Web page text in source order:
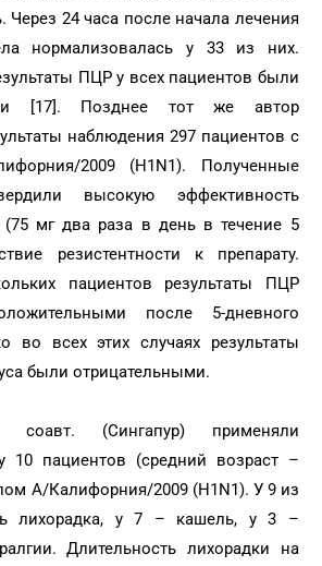
Через 24 часа после начала лечения
нормализовалась у 33 из них.
ПЦР у всех пациентов были
[17]. Позднее тот же автор
наблюдения 297 пациентов с
2009 (H1N1). Полученные
высокую эффективность
(75 мг два раза в день в течение 5
резистентности к препарату.
пациентов результаты ПЦР
после 5-дневного
во всех этих случаях результаты
были отрицательными.
(Сингапур) применяли
10 пациентов (средний возраст –
A/Калифорния/2009 (H1N1). У 9 из
лихорадка, у 7 – кашель, у 3 –
Длительность лихорадки на